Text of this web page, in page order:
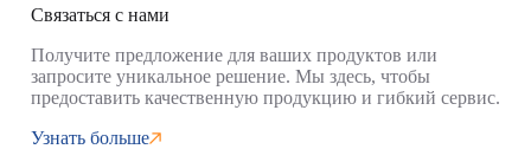
Связаться с нами
Получите предложение для ваших продуктов или
запросите уникальное решение. Мы здесь, чтобы
предоставить качественную продукцию и гибкий сервис.
Узнать больше